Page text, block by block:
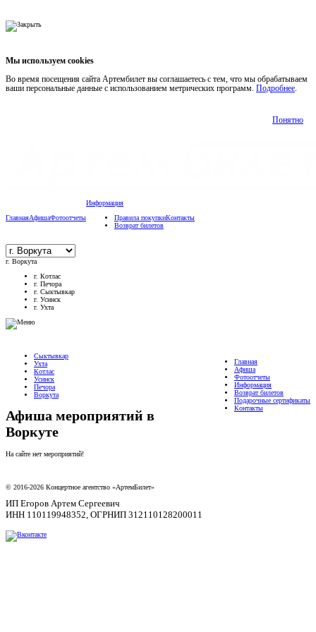
Мы используем cookies
Во время посещения сайта Артембилет вы соглашаетесь с тем, что мы обрабатываем
ваши персональные данные с использованием метрических программ. Подробнее.
Понятно
ГлавнаяАфишаФотоотчеты
Информация
Правила покупки
Возврат билетов
Контакты
г. Воркута
г. Котлас
г. Печора
г. Сыктывкар
г. Усинск
г. Ухта
Главная
Афиша
Фотоотчеты
Информация
Возврат билетов
Подарочные сертификаты
Контакты
Сыктывкар
Ухта
Котлас
Усинск
Печора
Воркута
Афиша мероприятий в
Воркуте
На сайте нет мероприятий!
© 2016-2026 Концертное агентство «АртемБилет»
ИП Егоров Артем Сергеевич
ИНН 110119948352, ОГРНИП 312110128200011